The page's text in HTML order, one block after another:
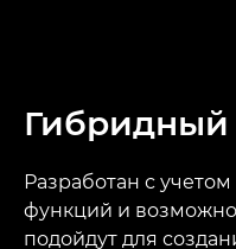
Гибридный
Разработан с
функций и
подойдут для